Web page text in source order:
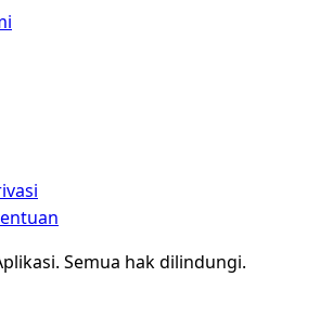
Semua hak dilindungi.